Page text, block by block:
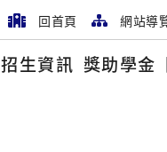
回首頁 網站導
招生資訊 獎助學金